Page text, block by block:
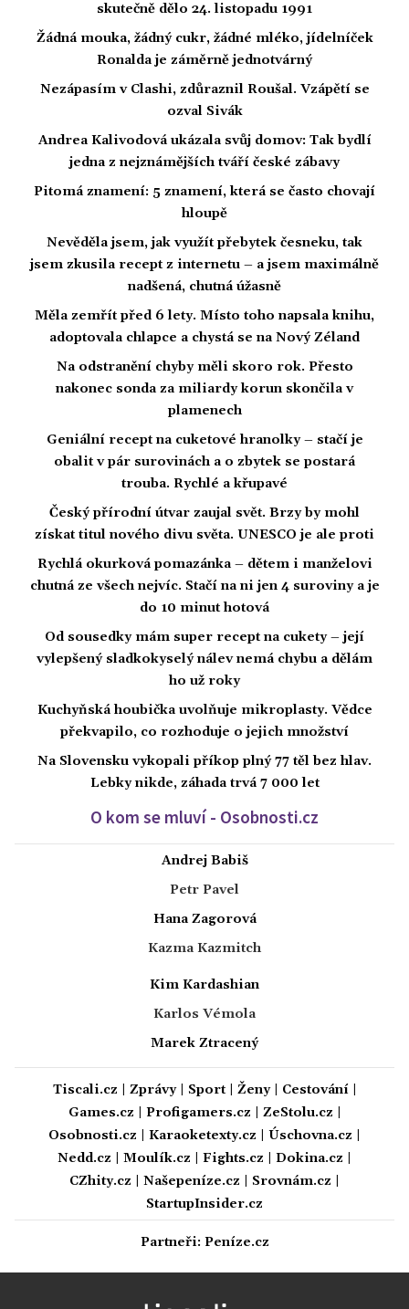
skutečně dělo 24. listopadu 1991
Žádná mouka, žádný cukr, žádné mléko, jídelníček
Ronalda je záměrně jednotvárný
Nezápasím v Clashi, zdůraznil Roušal. Vzápětí se
ozval Sivák
Andrea Kalivodová ukázala svůj domov: Tak bydlí
jedna z nejznámějších tváří české zábavy
Pitomá znamení: 5 znamení, která se často chovají
hloupě
Nevěděla jsem, jak využít přebytek česneku, tak
jsem zkusila recept z internetu – a jsem maximálně
nadšená, chutná úžasně
Měla zemřít před 6 lety. Místo toho napsala knihu,
adoptovala chlapce a chystá se na Nový Zéland
Na odstranění chyby měli skoro rok. Přesto
nakonec sonda za miliardy korun skončila v
plamenech
Geniální recept na cuketové hranolky – stačí je
obalit v pár surovinách a o zbytek se postará
trouba. Rychlé a křupavé
Český přírodní útvar zaujal svět. Brzy by mohl
získat titul nového divu světa. UNESCO je ale proti
Rychlá okurková pomazánka – dětem i manželovi
chutná ze všech nejvíc. Stačí na ni jen 4 suroviny a je
do 10 minut hotová
Od sousedky mám super recept na cukety – její
vylepšený sladkokyselý nálev nemá chybu a dělám
ho už roky
Kuchyňská houbička uvolňuje mikroplasty. Vědce
překvapilo, co rozhoduje o jejich množství
Na Slovensku vykopali příkop plný 77 těl bez hlav.
Lebky nikde, záhada trvá 7 000 let
O kom se mluví - Osobnosti.cz
Andrej Babiš
Petr Pavel
Hana Zagorová
Kazma Kazmitch
Kim Kardashian
Karlos Vémola
Marek Ztracený
Tiscali.cz Zprávy| Sport| Ženy| Cestování|
Games.cz
Profigamers.cz ZeStolu.cz
Osobnosti.cz
Karaoketexty.cz Úschovna.cz
Nedd.cz
Moulík.cz Fights.cz Dokina.cz
CZhity.cz
Našepeníze.cz Srovnám.cz
StartupInsider.cz
Partneři: Peníze.cz